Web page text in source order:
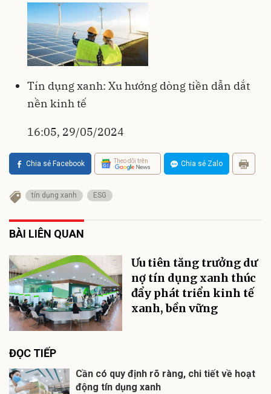
Tín dụng xanh: Xu hướng dòng tiền dẫn dắt
nền kinh tế
16:05, 29/05/2024
Chia sẻ Facebook Theo dõi trên Chia sẻ Zalo
tín dụng xanh ESG
BÀI LIÊN QUAN
Ưu tiên tăng trưởng dư
nợ tín dụng xanh thúc
đẩy phát triển kinh tế
xanh, bền vững
ĐỌC TIẾP
Cần có quy định rõ ràng, chi tiết về hoạt
động tín dụng xanh